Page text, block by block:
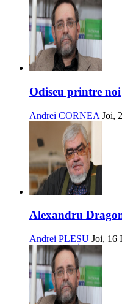
Odiseu printre noi
Andrei CORNEA Joi,
Alexandru
Andrei PLEȘU Joi, 16